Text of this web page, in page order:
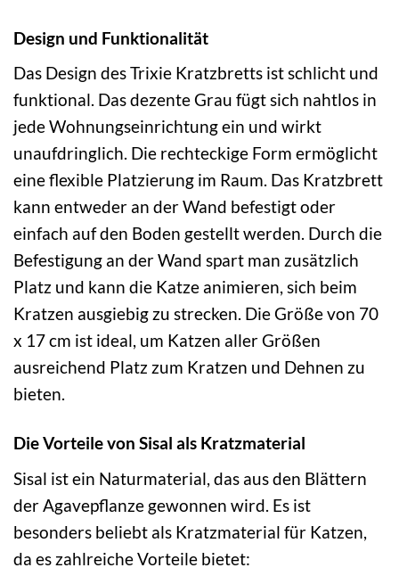
Design und Funktionalität
Das Design des Trixie Kratzbretts ist schlicht und
funktional. Das dezente Grau fügt sich nahtlos in
jede Wohnungseinrichtung ein und wirkt
unaufdringlich. Die rechteckige Form ermöglicht
eine flexible Platzierung im Raum. Das Kratzbrett
kann entweder an der Wand befestigt oder
einfach auf den Boden gestellt werden. Durch die
Befestigung an der Wand spart man zusätzlich
Platz und kann die Katze animieren, sich beim
Kratzen ausgiebig zu strecken. Die Größe von 70
x 17 cm ist ideal, um Katzen aller Größen
ausreichend Platz zum Kratzen und Dehnen zu
bieten.
Die Vorteile von Sisal als Kratzmaterial
Sisal ist ein Naturmaterial, das aus den Blättern
der Agavepflanze gewonnen wird. Es ist
besonders beliebt als Kratzmaterial für Katzen,
da es zahlreiche Vorteile bietet: